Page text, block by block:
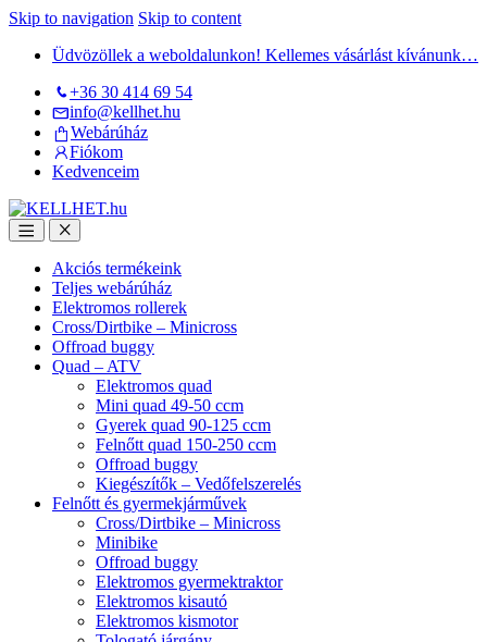
Skip to navigation Skip to content
Üdvözöllek a weboldalunkon! Kellemes vásárlást kívánunk…
+36 30 414 69 54
info@kellhet.hu
Webárúház
Fiókom
Kedvenceim
Akciós termékeink
Teljes webárúház
Elektromos rollerek
Cross/Dirtbike – Minicross
Offroad buggy
Quad – ATV
Elektromos quad
Mini quad 49-50 ccm
Gyerek quad 90-125 ccm
Felnőtt quad 150-250 ccm
Offroad buggy
Kiegészítők – Vedőfelszerelés
Felnőtt és gyermekjárművek
Cross/Dirtbike – Minicross
Minibike
Offroad buggy
Elektromos gyermektraktor
Elektromos kisautó
Elektromos kismotor